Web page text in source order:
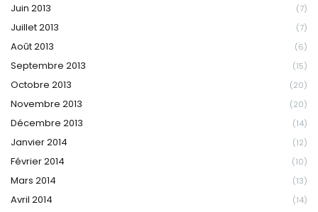
Juin 2013 (7)
Juillet 2013 (7)
Août 2013 (6)
Septembre 2013 (15)
Octobre 2013 (20)
Novembre 2013 (20)
Décembre 2013 (14)
Janvier 2014 (12)
Février 2014 (10)
Mars 2014 (13)
Avril 2014 (14)